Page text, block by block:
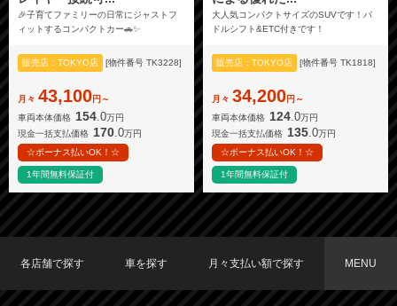
🎉子育てファミリーの日常にジャストフ
ィットするコンパクトカー🚗✨
販売店：TOKYO店 [物件番号 TK3228]
月々 43,100円～
車両本体価格 154 .0万円
現金一括支払価格 170.0万円
☆ボーナス払いOK！☆
1年間無料保証付
大人気コンパクトサイズのSUVです！パ
ドルシフト&ETC付きです！
販売店：TOKYO店 [物件番号 TK1818]
月々 34,200円～
車両本体価格 124 .0万円
現金一括支払価格 135.0万円
☆ボーナス払いOK！☆
1年間無料保証付
各店舗で探す 車を探す 月々支払い額で探す MENU